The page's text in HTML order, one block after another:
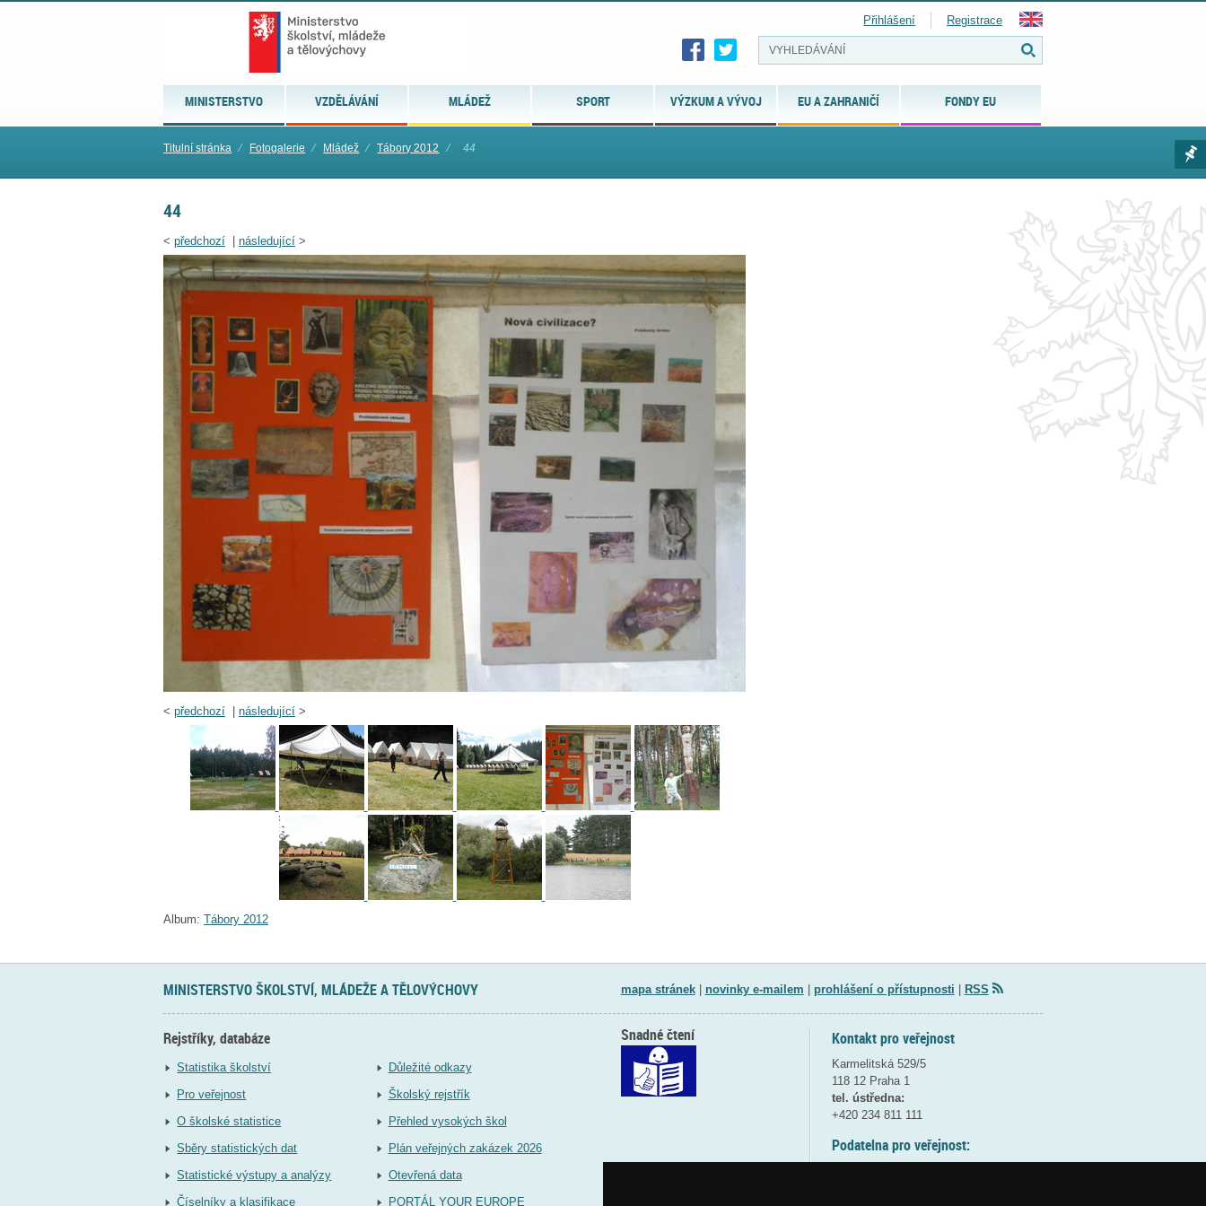
MINISTERSTVO VZDĚLÁVÁNÍ MLÁDEŽ SPORT VÝZKUM A VÝVOJ EU A ZAHRANIČÍ FONDY EU
Přihlášení Registrace
Titulní stránka ⁄ Fotogalerie ⁄ Mládež ⁄ Tábory 2012 ⁄ 44
44
< předchozí následující >
< předchozí následující >
Album: Tábory 2012
MINISTERSTVO ŠKOLSTVÍ, MLÁDEŽE A TĚLOVÝCHOVY mapa stránek| novinky e-mailem prohlášení o přístupnosti RSS
Rejstříky, databáze
Statistika školství
Pro veřejnost
O školské statistice
Sběry statistických dat
Statistické výstupy a analýzy
Číselníky a klasifikace
Důležité odkazy
Školský rejstřík
Přehled vysokých škol
Plán veřejných zakázek 2026
Otevřená data
PORTÁL YOUR EUROPE
Kontakt pro veřejnost
Karmelitská 529/5
118 12 Praha 1
tel. ústředna:
+420 234 811 111
Podatelna pro veřejnost:
Snadné čtení